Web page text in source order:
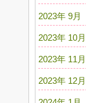
2023年 9月
2023年 10月
2023年 11月
2023年 12月